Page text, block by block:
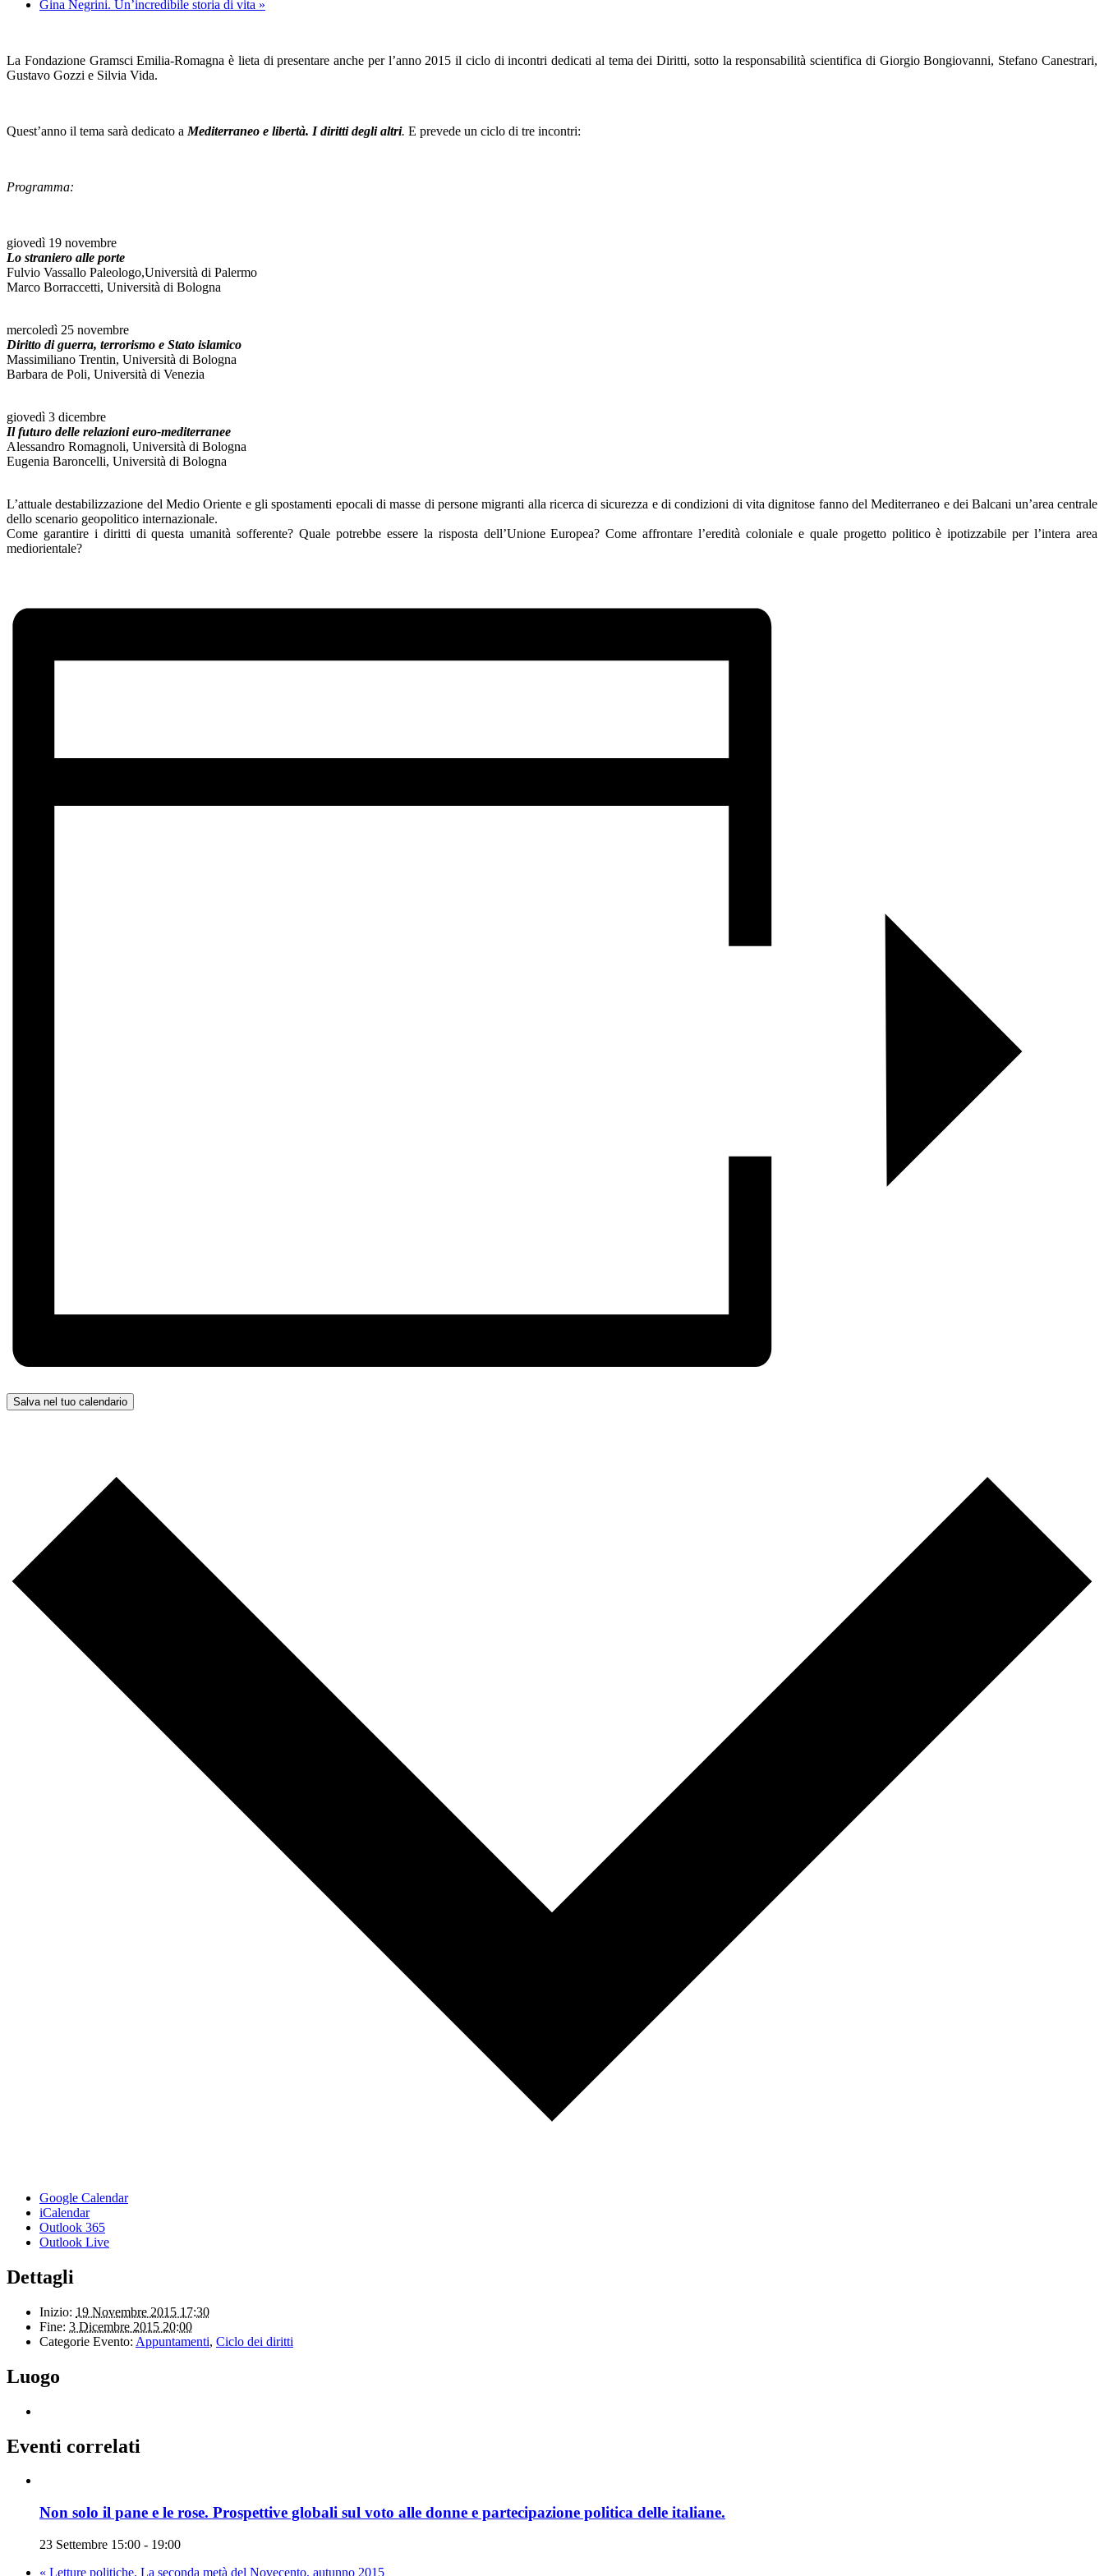
Gina Negrini. Un’incredibile storia di vita »
La Fondazione Gramsci Emilia-Romagna è lieta di presentare anche per l’anno 2015 il ciclo di incontri dedicati al tema dei Diritti, sotto la responsabilità scientifica di Giorgio Bongiovanni, Stefano Canestrari,
Gustavo Gozzi e Silvia Vida.
Quest’anno il tema sarà dedicato a Mediterraneo e libertà. I diritti degli altri. E prevede un ciclo di tre incontri:
Programma:
giovedì 19 novembre
Lo straniero alle porte
Fulvio Vassallo Paleologo,Università di Palermo
Marco Borraccetti, Università di Bologna
mercoledì 25 novembre
Diritto di guerra, terrorismo e Stato islamico
Massimiliano Trentin, Università di Bologna
Barbara de Poli, Università di Venezia
giovedì 3 dicembre
Il futuro delle relazioni euro-mediterranee
Alessandro Romagnoli, Università di Bologna
Eugenia Baroncelli, Università di Bologna
L’attuale destabilizzazione del Medio Oriente e gli spostamenti epocali di masse di persone migranti alla ricerca di sicurezza e di condizioni di vita dignitose fanno del Mediterraneo e dei Balcani un’area centrale
dello scenario geopolitico internazionale.
Come garantire i diritti di questa umanità sofferente? Quale potrebbe essere la risposta dell’Unione Europea? Come affrontare l’eredità coloniale e quale progetto politico è ipotizzabile per l’intera area
mediorientale?
Salva nel tuo calendario
Google Calendar
iCalendar
Outlook 365
Outlook Live
Dettagli
Inizio: 19 Novembre 2015 17:30
Fine: 3 Dicembre 2015 20:00
Categorie Evento: Appuntamenti, Ciclo dei diritti
Luogo
Eventi correlati
Non solo il pane e le rose. Prospettive globali sul voto alle donne e partecipazione politica delle italiane.
23 Settembre 15:00 - 19:00
« Letture politiche. La seconda metà del Novecento, autunno 2015